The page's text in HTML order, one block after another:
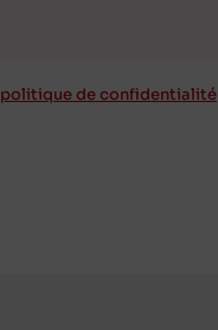
politique de confidentialité